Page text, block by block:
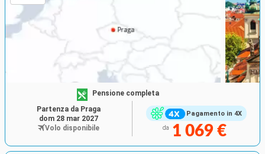
Pagamento in 4X
Pensione completa
da 1 069 €
Partenza da Praga
dom 28 mar 2027
Volo disponibile